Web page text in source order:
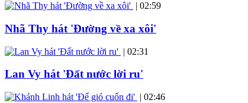
| 02:59
Nhã Thy hát 'Đường về xa xôi'
| 02:31
Lan Vy hát 'Đất nước lời ru'
| 02:46